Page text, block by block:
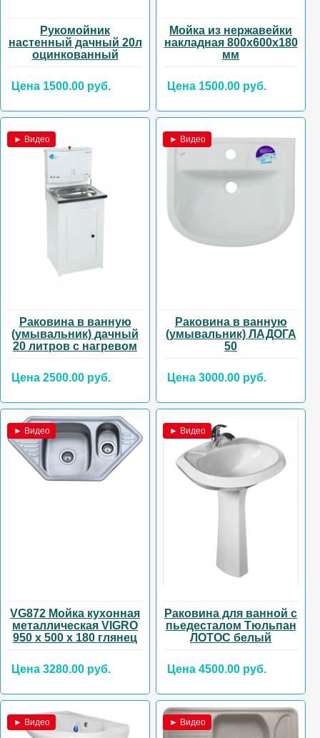
Рукомойник
настенный дачный 20л
оцинкованный
Цена 1500.00 руб.
Мойка из нержавейки
накладная 800х600х180
мм
Цена 1500.00 руб.
► Видео
Раковина в ванную
(умывальник) дачный
20 литров с нагревом
Цена 2500.00 руб.
► Видео
Раковина в ванную
(умывальник) ЛАДОГА
50
Цена 3000.00 руб.
► Видео
VG872 Мойка кухонная
металлическая VIGRO
950 х 500 х 180 глянец
Цена 3280.00 руб.
► Видео
Раковина для ванной с
пьедесталом Тюльпан
ЛОТОС белый
Цена 4500.00 руб.
► Видео ► Видео